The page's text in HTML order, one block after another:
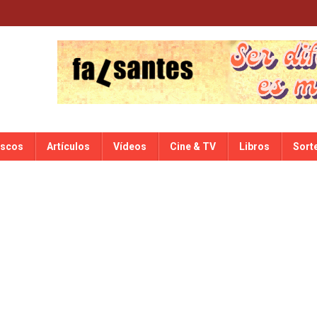
Artículos Vídeos Cine & TV Libros